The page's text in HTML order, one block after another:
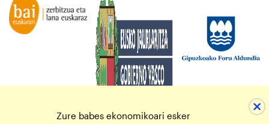
Zure babes ekonomikoari esker